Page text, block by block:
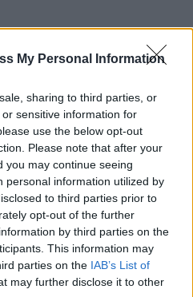
My Personal Information
sharing to third parties, or
sensitive information for
use the below opt-out
Please note that after your
you may continue seeing
personal information utilized by
to third parties prior to
opt-out of the further
by third parties on the
This information may
parties on the IAB’s List of
may further disclose it to other
virtuozas
už nuopelnus šalies
atiteko trimitininkui
D.Pulausko grupės ir
grojantis ir su kitais
karjera. Čia jis
kai dirbo
„Nendrė“ ir džiazą